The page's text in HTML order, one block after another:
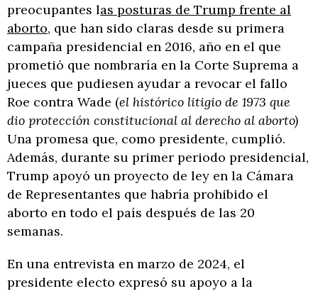
preocupantes las posturas de Trump frente al
aborto, que han sido claras desde su primera
campaña presidencial en 2016, año en el que
prometió que nombraría en la Corte Suprema a
jueces que pudiesen ayudar a revocar el fallo
Roe contra Wade (el histórico litigio de 1973 que
dio protección constitucional al derecho al aborto)
Una promesa que, como presidente, cumplió.
Además, durante su primer periodo presidencial,
Trump apoyó un proyecto de ley en la Cámara
de Representantes que habría prohibido el
aborto en todo el país después de las 20
semanas.
En una entrevista en marzo de 2024, el
presidente electo expresó su apoyo a la